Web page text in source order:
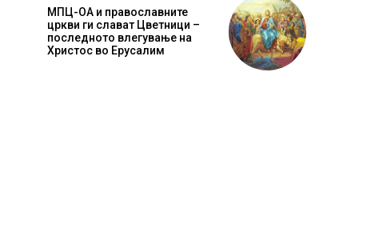
МПЦ-ОА и православните
цркви ги слават Цветници –
последното влегување на
Христос во Ерусалим